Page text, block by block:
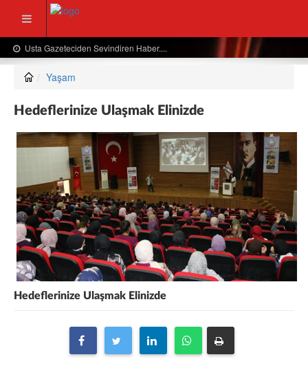
Usta Gazeteciden Sevindiren Haber....
Yaşam
Hedeflerinize Ulaşmak Elinizde
Hedeflerinize Ulaşmak Elinizde